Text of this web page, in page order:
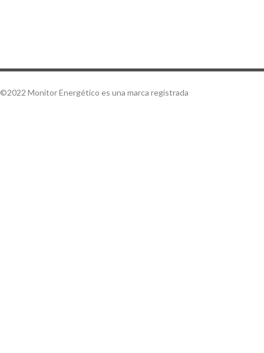
©2022 Monitor Energético es una marca registrada